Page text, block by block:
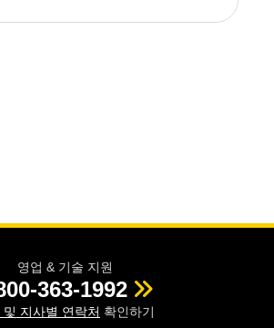
영업 & 기술 지원
363-1992
및 지사별 연락처 확인하기